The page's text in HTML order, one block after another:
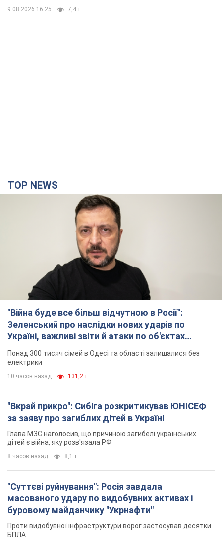
9.08.2026 16:25 7,4 т.
TOP NEWS
"Війна буде все більш відчутною в Росії":
Зеленський про наслідки нових ударів по
Україні, важливі звіти й атаки по об'єктах
ворога. Відео
Понад 300 тисяч сімей в Одесі та області залишалися без
електрики
10 часов назад 131,2 т.
"Вкрай прикро": Сибіга розкритикував ЮНІСЕФ
за заяву про загиблих дітей в Україні
Глава МЗС наголосив, що причиною загибелі українських
дітей є війна, яку розв'язала РФ
8 часов назад 8,1 т.
"Суттєві руйнування": Росія завдала
масованого удару по видобувних активах і
буровому майданчику "Укрнафти"
Проти видобувної інфраструктури ворог застосував десятки
БПЛА